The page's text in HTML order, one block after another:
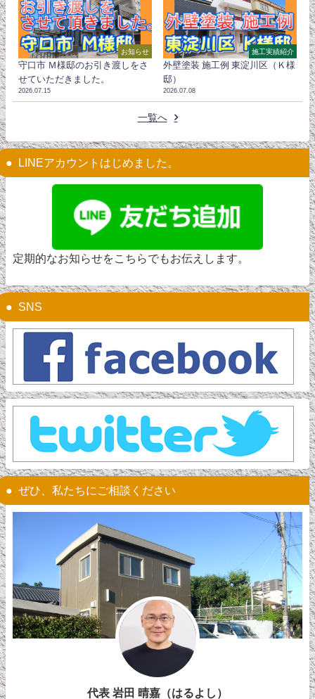
お知らせ
守口市 Ｍ様邸のお引き渡しをさ
せていただきました。
2026.07.15
施工実績紹介
外壁塗装 施工例 東淀川区（Ｋ様
邸）
2026.07.08
一覧へ
LINEアカウントはじめました。
定期的なお知らせをこちらでもお伝えします。
SNS
ぜひ、私たちにご相談ください
代表 岩田 晴嘉（はるよし）